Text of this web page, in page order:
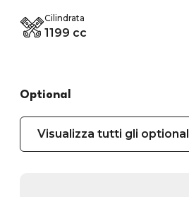
Cilindrata
1199 cc
Optional
Visualizza tutti gli optional